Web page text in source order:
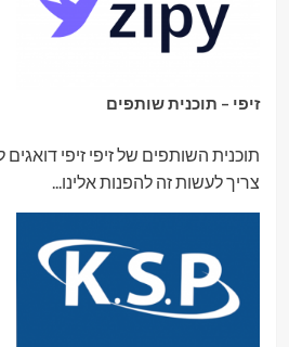
זיפי – תוכנית שותפים
תוכנית השותפים של זיפי זיפי
צריך לעשות זה להפנות אלינו...